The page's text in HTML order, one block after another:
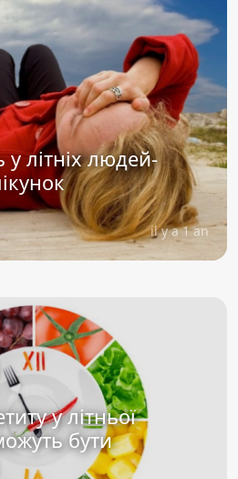
літніх людей-
il y a 1 an
у літньої
бути